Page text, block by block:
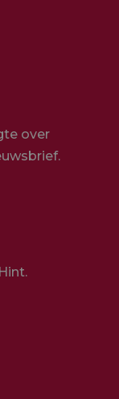
over